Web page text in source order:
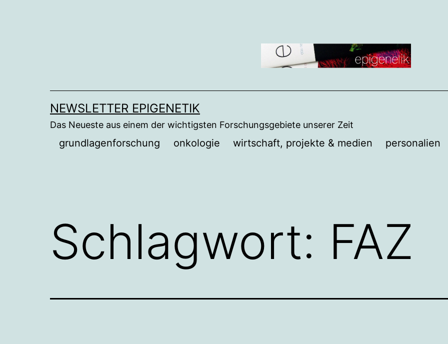
NEWSLETTER EPIGENETIK
Das Neueste aus einem der wichtigsten Forschungsgebiete unserer Zeit
grundlagenforschung onkologie wirtschaft, projekte & medien personalien
Schlagwort: FAZ